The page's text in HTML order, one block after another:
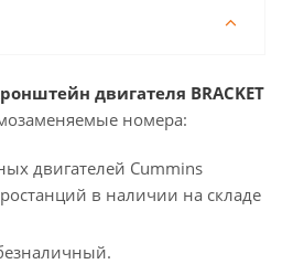
двигателя BRACKET
номера:
двигателей Cummins
в наличии на складе